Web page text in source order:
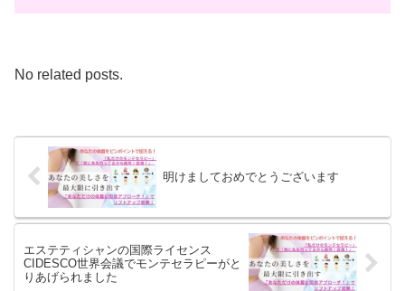
No related posts.
明けましておめでとうございます
エステティシャンの国際ライセンス
CIDESCO世界会議でモンテセラピーがと
りあげられました